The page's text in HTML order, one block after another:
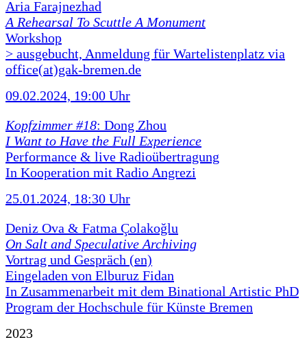
Aria Farajnezhad
A Rehearsal To Scuttle A Monument
Workshop
> ausgebucht, Anmeldung für Wartelistenplatz via
office(at)gak-bremen.de
09.02.2024, 19:00 Uhr
Kopfzimmer #18: Dong Zhou
I Want to Have the Full Experience
Performance & live Radioübertragung
In Kooperation mit Radio Angrezi
25.01.2024, 18:30 Uhr
Deniz Ova & Fatma Çolakoğlu
On Salt and Speculative Archiving
Vortrag und Gespräch (en)
Eingeladen von Elburuz Fidan
In Zusammenarbeit mit dem Binational Artistic PhD
Program der Hochschule für Künste Bremen
2023